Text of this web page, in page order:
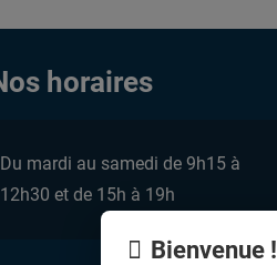
horaires
Du mardi au samedi de 9h15 à
12h30 et de 15h à 19h
Bienvenue !